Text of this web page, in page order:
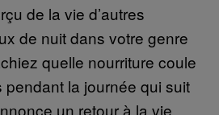
de la vie d’autres
de nuit dans votre genre
quelle nourriture coule
la journée qui suit
un retour à la vie